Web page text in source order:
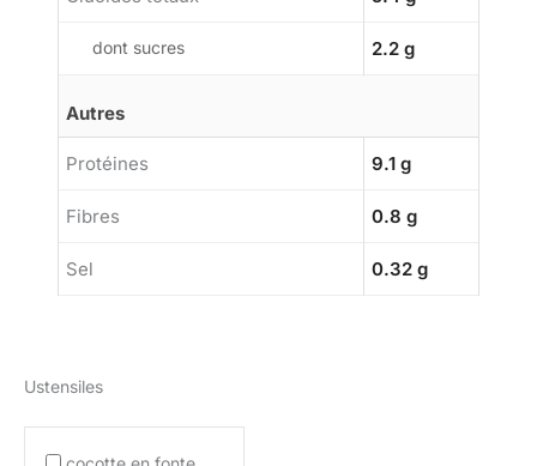
dont sucres 2.2 g
Autres
Protéines 9.1 g
Fibres 0.8 g
Sel 0.32 g
Ustensiles